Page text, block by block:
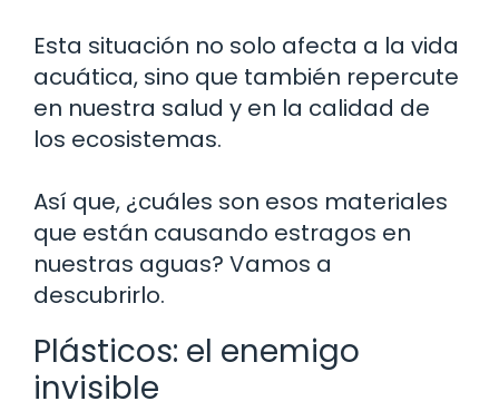
Esta situación no solo afecta a la vida
acuática, sino que también repercute
en nuestra salud y en la calidad de
los ecosistemas.
Así que, ¿cuáles son esos materiales
que están causando estragos en
nuestras aguas? Vamos a
descubrirlo.
Plásticos: el enemigo
invisible